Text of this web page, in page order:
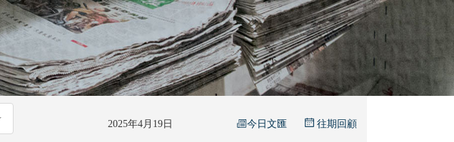
香港文匯報 2025年4月19日 今日文匯 往期回顧